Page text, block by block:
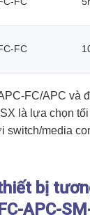
FC
FC/APC và
là lựa chọn
switch/media
bị
APC-